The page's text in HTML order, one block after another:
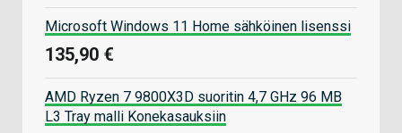
Microsoft Windows 11 Home sähköinen lisenssi
135,90 €
AMD Ryzen 7 9800X3D suoritin 4,7 GHz 96 MB
L3 Tray malli Konekasauksiin